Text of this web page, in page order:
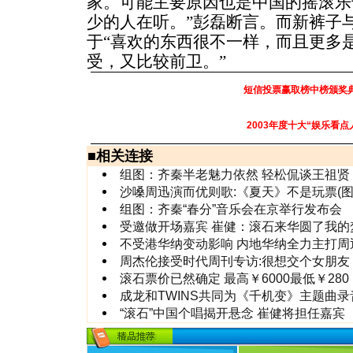
少的人在听。”彭磊断言。而新裤子
于“喜欢的东西很不一样，而且更多
受，又比较前卫。”
短信投票赢取榜中榜颁奖
2003年度十大“娱乐看点
■相关连接
组图：齐秦半老魅力依然 轻松侃谈王祖贤
沙嗓周迅演而优则歌:《夏天》不是玩票(
组图：齐秦“春分”音乐会在京举行发布会
受邀做开场嘉宾 崔健：滚石来华圆了我的
不受港华纳变动影响 内地华纳全力主打周
周杰伦接受时代周刊专访:很想交个女朋友
滚石票价已然确定 最高￥6000最低￥280
成龙和TWINS共同为《千机变》主题曲录
“滚石”中国个唱揭开悬念 崔健将担任嘉宾